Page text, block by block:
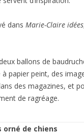
dans Marie-Claire idées
ballons de
papier peint, des
des magazines, et
de ragréage.